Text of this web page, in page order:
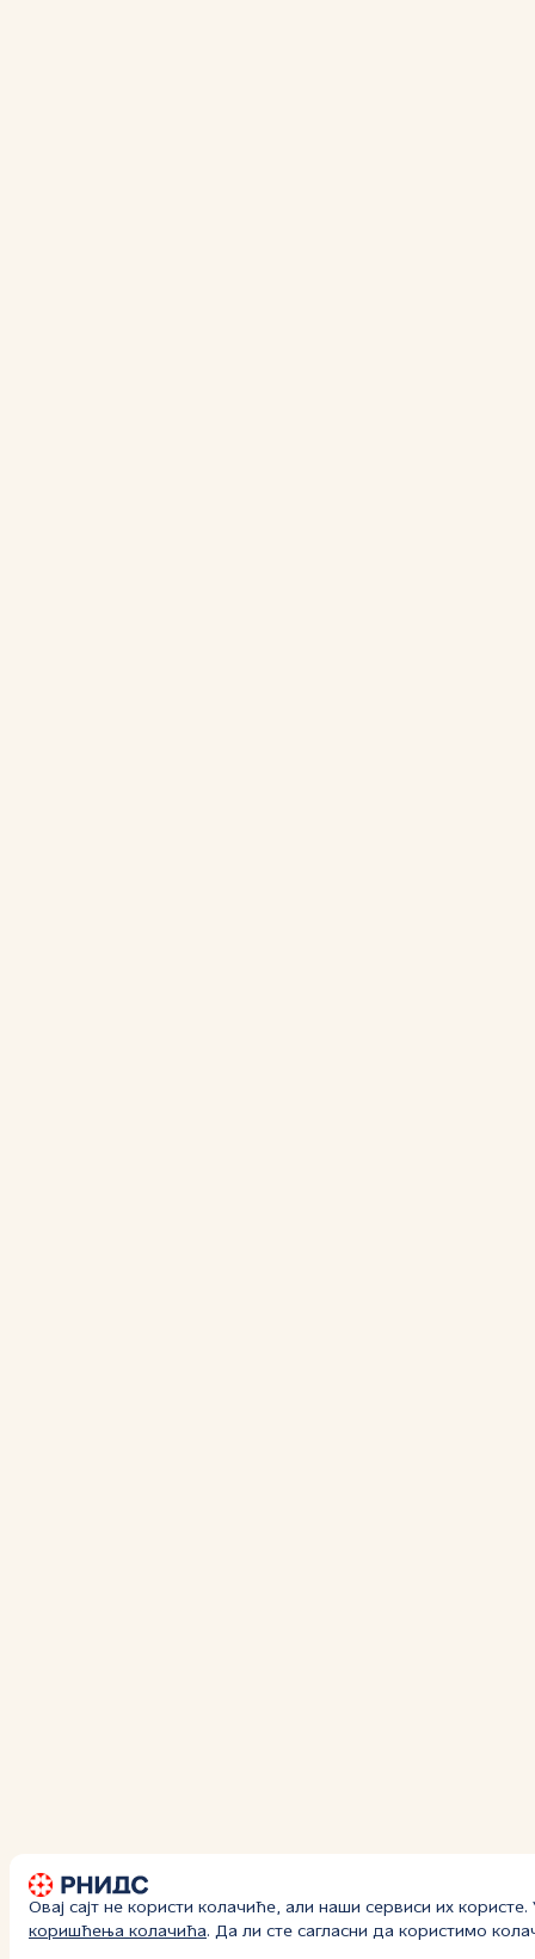
Овај сајт не користи колачиће, али наши сервиси их
коришћења колачића. Да ли сте сагласни да користимо